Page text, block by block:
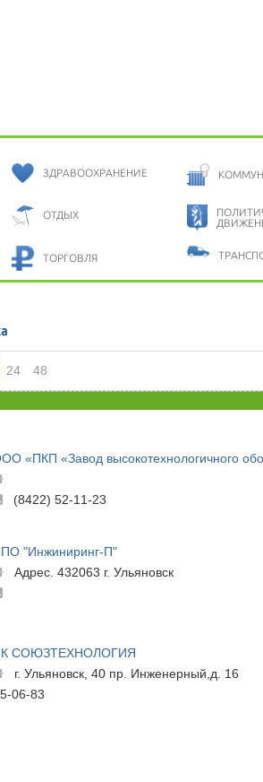
ЗДРАВООХРАНЕНИЕ
ОТДЫХ
ТОРГОВЛЯ
24 48
«ПКП «Завод высокотехнологичного
(8422) 52-11-23
"Инжиниринг-П"
Адрес. 432063 г. Ульяновск
СОЮЗТЕХНОЛОГИЯ
г. Ульяновск, 40 пр. Инженерный,д. 16
06-83